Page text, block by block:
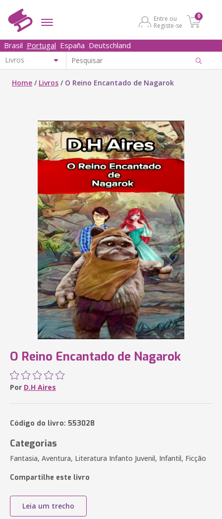
Entre ou
Registe-se
0
Brasil Portugal España Deutschland
Home / Livros / O Reino Encantado de Nagarok
O Reino Encantado de Nagarok
Por D.H Aires
Código do livro: 553028
Categorias
Fantasia, Aventura, Literatura Infanto Juvenil, Infantil, Ficção
Compartilhe este livro
Leia um trecho